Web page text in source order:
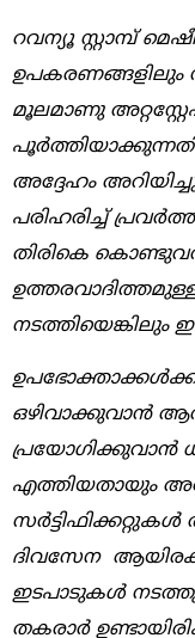
റവന്യൂ സ്റ്റാമ്പ്
ഉപകരണങ്ങളിലും
മൂലമാണു
അദ്ദേഹം
പരിഹരിച്ച്‌
തിരികെ
നടത്തിയെങ്കിലും ഇത്‌
ഒഴിവാക്കുവാൻ
പ്രയോഗിക്കുവാൻ
എത്തിയതായും
സർട്ടിഫിക്കറ്റുകൾ
ദിവസേന
ഇടപാടുകൾ
തകരാർ